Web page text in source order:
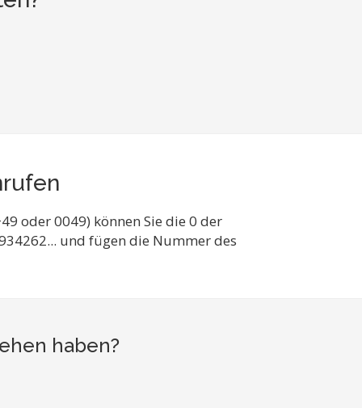
oder 0049) können Sie die 0 der
und fügen die Nummer des
haben?